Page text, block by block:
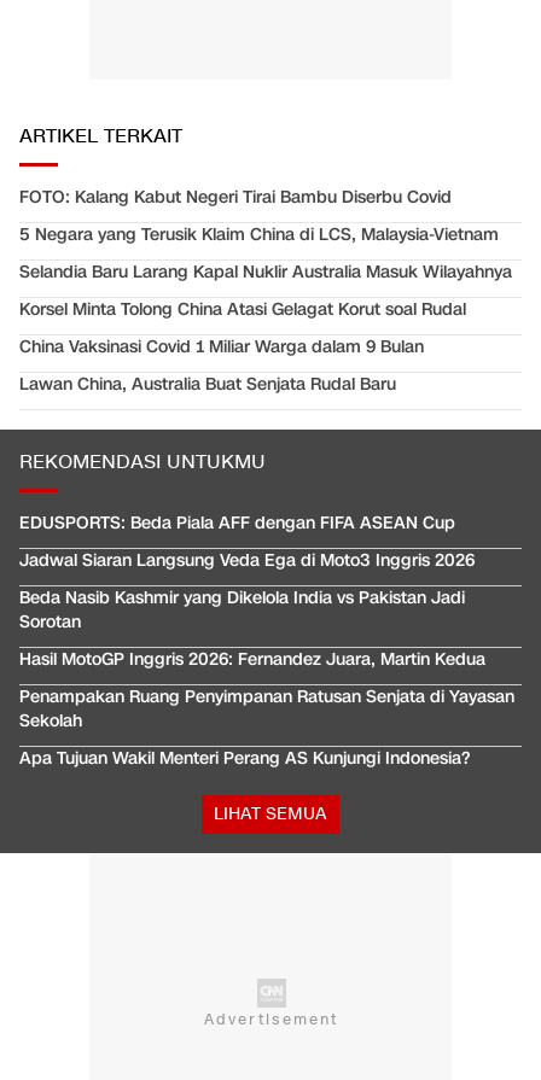
ARTIKEL TERKAIT
FOTO: Kalang Kabut Negeri Tirai Bambu Diserbu Covid
5 Negara yang Terusik Klaim China di LCS, Malaysia-Vietnam
Selandia Baru Larang Kapal Nuklir Australia Masuk Wilayahnya
Korsel Minta Tolong China Atasi Gelagat Korut soal Rudal
China Vaksinasi Covid 1 Miliar Warga dalam 9 Bulan
Lawan China, Australia Buat Senjata Rudal Baru
REKOMENDASI UNTUKMU
EDUSPORTS: Beda Piala AFF dengan FIFA ASEAN Cup
Jadwal Siaran Langsung Veda Ega di Moto3 Inggris 2026
Beda Nasib Kashmir yang Dikelola India vs Pakistan Jadi
Sorotan
Hasil MotoGP Inggris 2026: Fernandez Juara, Martin Kedua
Penampakan Ruang Penyimpanan Ratusan Senjata di Yayasan
Sekolah
Apa Tujuan Wakil Menteri Perang AS Kunjungi Indonesia?
LIHAT SEMUA